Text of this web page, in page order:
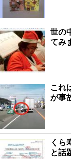
世の
てみ
これ
が事
くら
と話